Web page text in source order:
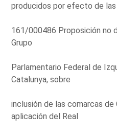
producidos por efecto de
161/000486 Proposición no
Grupo
Parlamentario Federal de
Catalunya, sobre
inclusión de las comarcas
aplicación del Real